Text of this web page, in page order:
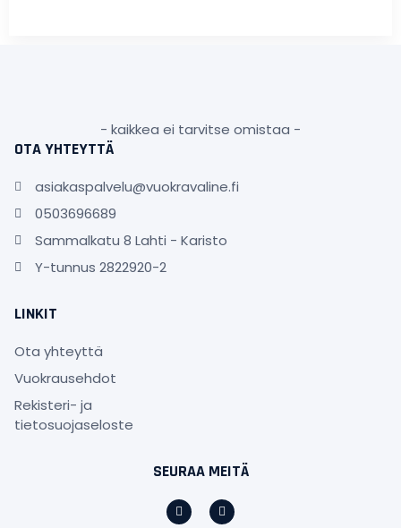
- kaikkea ei tarvitse omistaa -
OTA YHTEYTTÄ
asiakaspalvelu@vuokravaline.fi
0503696689
Sammalkatu 8 Lahti - Karisto
Y-tunnus 2822920-2
LINKIT
Ota yhteyttä
Vuokrausehdot
Rekisteri- ja
tietosuojaseloste
SEURAA MEITÄ